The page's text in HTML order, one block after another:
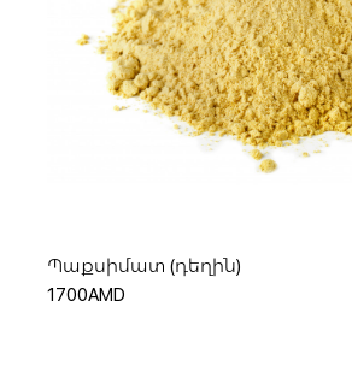
Պաքսիմատ (դեղին)
1700AMD
Ավելացնել զամբյուղ